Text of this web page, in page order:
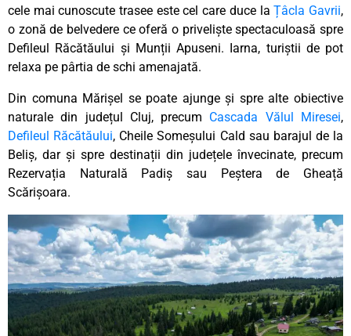
cele mai cunoscute trasee este cel care duce laȚâcla Gavrii,
o zonă de belvedere ce oferă o priveliște spectaculoasă spre
Defileul Răcătăului și Munții Apuseni. Iarna, turiștii de pot
relaxa pe pârtia de schi amenajată.
Din comuna Mărișel se poate ajunge și spre alte obiective
naturale din județul Cluj, precum Cascada Vălul Miresei,
Defileul Răcătăului, Cheile Someșului Cald sau barajul de la
Beliș, dar și spre destinații din județele învecinate, precum
Rezervația Naturală Padiș sau Peștera de Gheață
Scărișoara.